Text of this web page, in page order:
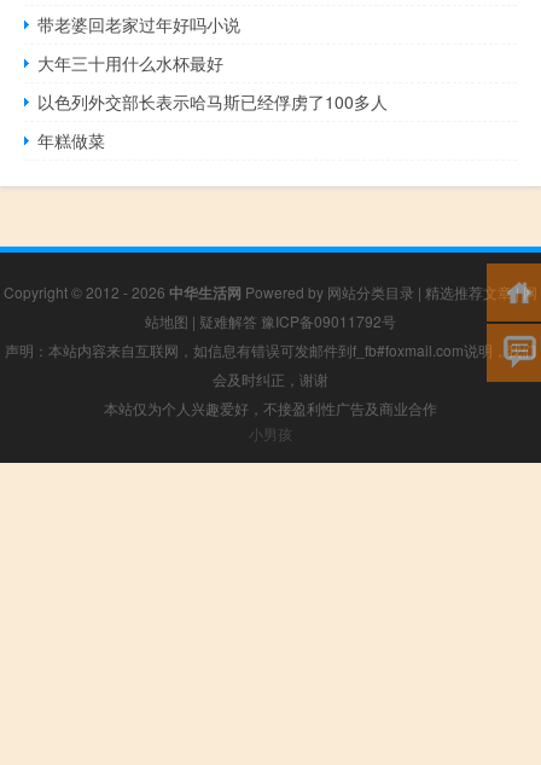
带老婆回老家过年好吗小说
大年三十用什么水杯最好
以色列外交部长表示哈马斯已经俘虏了100多人
年糕做菜
Copyright © 2012 - 2026 中华生活网 Powered by 网站分类目录 | 精选推荐文章|网
站地图 | 疑难解答 豫ICP备09011792号
声明：本站内容来自互联网，如信息有错误可发邮件到f_fb#foxmail.com说明，我们
会及时纠正，谢谢
本站仅为个人兴趣爱好，不接盈利性广告及商业合作
小男孩